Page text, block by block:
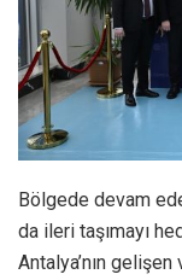
Bölgede devam
da ileri taşımayı
Antalya’nın